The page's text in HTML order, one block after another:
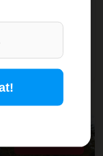
Részletek